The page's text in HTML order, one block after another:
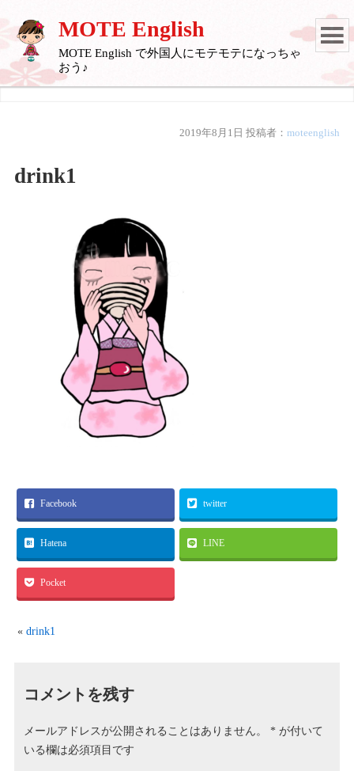
MOTE English
MOTE English で外国人にモテモテになっちゃ
おう♪
2019年8月1日 投稿者：moteenglish
drink1
Facebook twitter
Hatena LINE
Pocket
«drink1
コメントを残す
メールアドレスが公開されることはありません。 * が付いて
いる欄は必須項目です